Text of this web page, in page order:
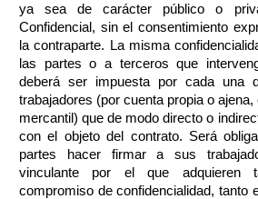
ya sea de carácter público o
Confidencial, sin el consentimiento
la contraparte. La misma
las partes o a terceros que
deberá ser impuesta por cada una
trabajadores (por cuenta propia o
mercantil) que de modo directo o
con el objeto del contrato. Será
partes hacer firmar a sus
vinculante por el que adquieren
compromiso de confidencialidad, tanto